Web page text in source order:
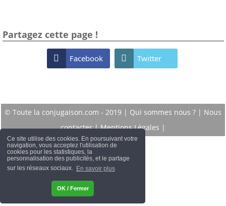
Ce site utilise des cookies. En poursuivant votre
navigation, vous acceptez l'utilisation de
cookies pour les statistiques, la
personnalisation des publicités, et le partage
sur les réseaux sociaux. En savoir plus
OK / Fermer
Partagez cette page !
 Facebook  Twitter
© Toute la conjugaison.com - 2019 | Qui sommes nous ? | Nous
contacter|Mentions Légales |